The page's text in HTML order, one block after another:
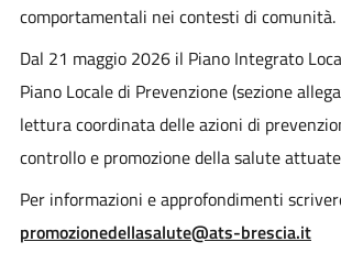
comportamentali nei contesti di comunità.
Dal 21 maggio 2026 il Piano Integrato
Piano Locale di Prevenzione (sezione
lettura coordinata delle azioni di
controllo e promozione della salute
Per informazioni e approfondimenti
promozionedellasalute@ats-brescia.it